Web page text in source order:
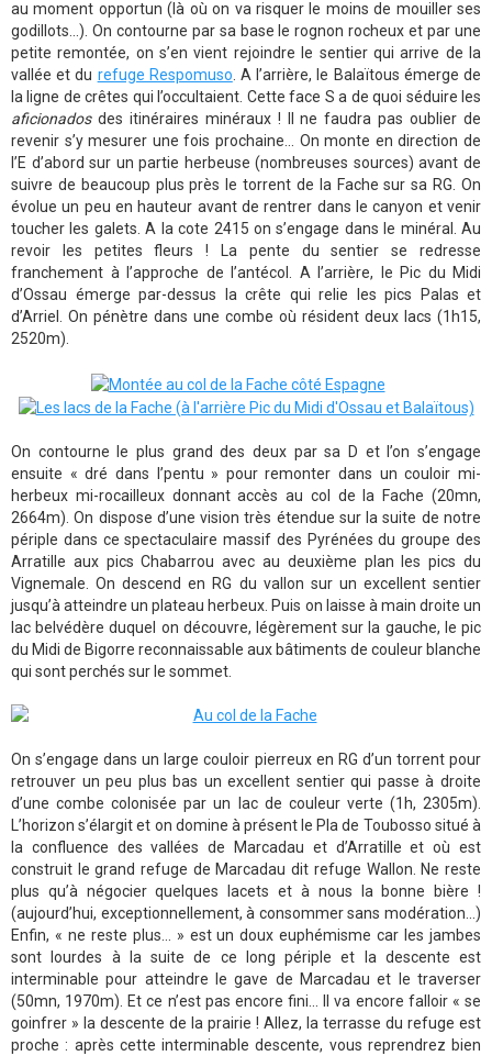
au moment opportun (là où on va risquer le moins de mouiller ses
godillots...). On contourne par sa base le rognon rocheux et par une
petite remontée, on s’en vient rejoindre le sentier qui arrive de la
vallée et du refuge Respomuso. A l’arrière, le Balaïtous émerge de
la ligne de crêtes qui l’occultaient. Cette face S a de quoi séduire les
aficionadosdes itinéraires minéraux ! Il ne faudra pas oublier de
revenir s’y mesurer une fois prochaine... On monte en direction de
l’E d’abord sur un partie herbeuse (nombreuses sources) avant de
suivre de beaucoup plus près le torrent de la Fache sur sa RG. On
évolue un peu en hauteur avant de rentrer dans le canyon et venir
toucher les galets. A la cote 2415 on s’engage dans le minéral. Au
revoir les petites fleurs ! La pente du sentier se redresse
franchement à l’approche de l’antécol. A l’arrière, le Pic du Midi
d’Ossau émerge par-dessus la crête qui relie les pics Palas et
d’Arriel. On pénètre dans une combe où résident deux lacs (1h15,
2520m).
On contourne le plus grand des deux par sa D et l’on s’engage
ensuite « dré dans l’pentu » pour remonter dans un couloir mi-
herbeux mi-rocailleux donnant accès au col de la Fache (20mn,
2664m). On dispose d’une vision très étendue sur la suite de notre
périple dans ce spectaculaire massif des Pyrénées du groupe des
Arratille aux pics Chabarrou avec au deuxième plan les pics du
Vignemale. On descend en RG du vallon sur un excellent sentier
jusqu’à atteindre un plateau herbeux. Puis on laisse à main droite un
lac belvédère duquel on découvre, légèrement sur la gauche, le pic
du Midi de Bigorre reconnaissable aux bâtiments de couleur blanche
qui sont perchés sur le sommet.
On s’engage dans un large couloir pierreux en RG d’un torrent pour
retrouver un peu plus bas un excellent sentier qui passe à droite
d’une combe colonisée par un lac de couleur verte (1h, 2305m).
L’horizon s’élargit et on domine à présent le Pla de Toubosso situé à
la confluence des vallées de Marcadau et d’Arratille et où est
construit le grand refuge de Marcadau dit refuge Wallon. Ne reste
plus qu’à négocier quelques lacets et à nous la bonne bière !
(aujourd’hui, exceptionnellement, à consommer sans modération...)
Enfin, « ne reste plus... » est un doux euphémisme car les jambes
sont lourdes à la suite de ce long périple et la descente est
interminable pour atteindre le gave de Marcadau et le traverser
(50mn, 1970m). Et ce n’est pas encore fini... Il va encore falloir « se
goinfrer » la descente de la prairie ! Allez, la terrasse du refuge est
proche : après cette interminable descente, vous reprendrez bien